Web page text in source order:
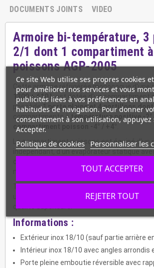
DOCUMENTS JOINTS
VIDEO
Armoire bi-température, 3
2/1 dont 1 compartiment à
poissons AGP-2005
Cette armoire réfrigérée monocoque d'une
1300 + 610 Lest dotée d'un compartiment
possède1 porte pleine et 4 portillons dont
compartiments à température positive -2°
compartiment poisson
Le compartiment poissons est équipé d'un
indépendant, d'un évaporateur statique
montés sur des glissières en inox.
un rangement optimal des produits frais. Un
Informations :
Extérieur inox 18/10 (sauf partie arrière
Intérieur inox 18/10 avec angles arrondis
Porte pleine emboutie réversible avec
Ce site Web utilise ses propres cookies
pour améliorer nos services et vous
publicités liées à vos préférences en
habitudes de navigation. Pour donner
consentement à son utilisation,
Accepter.
Politique de cookies Personnaliser les
REJETER TOUT
TOUT ACCEPTER